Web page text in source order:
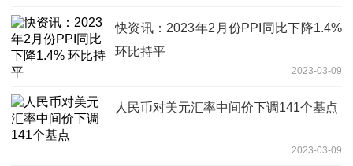
快资讯：2023年2月份PPI同比下降1.4%
环比持平
2023-03-09
人民币对美元汇率中间价下调141个基点
2023-03-09